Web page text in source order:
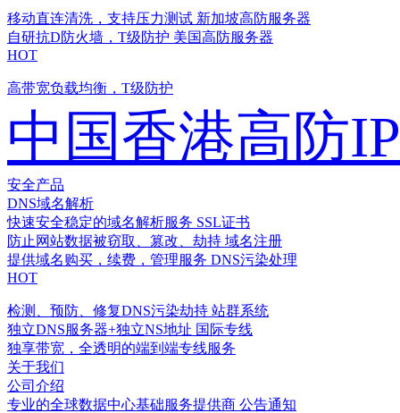
移动直连清洗，支持压力测试 新加坡高防服务器
自研抗D防火墙，T级防护 美国高防服务器
HOT
高带宽负载均衡，T级防护
中国香港高防IP
安全产品
DNS域名解析
快速安全稳定的域名解析服务 SSL证书
防止网站数据被窃取、篡改、劫持 域名注册
提供域名购买，续费，管理服务 DNS污染处理
HOT
检测、预防、修复DNS污染劫持 站群系统
独立DNS服务器+独立NS地址 国际专线
独享带宽，全透明的端到端专线服务
关于我们
公司介绍
专业的全球数据中心基础服务提供商 公告通知